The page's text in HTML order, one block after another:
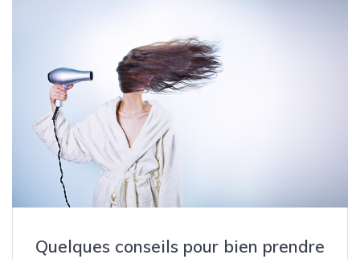
Quelques conseils pour bien prendre